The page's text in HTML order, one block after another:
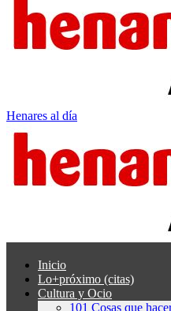
Henares al día
Inicio
Lo+próximo (citas)
Cultura y Ocio
101 Cosas que